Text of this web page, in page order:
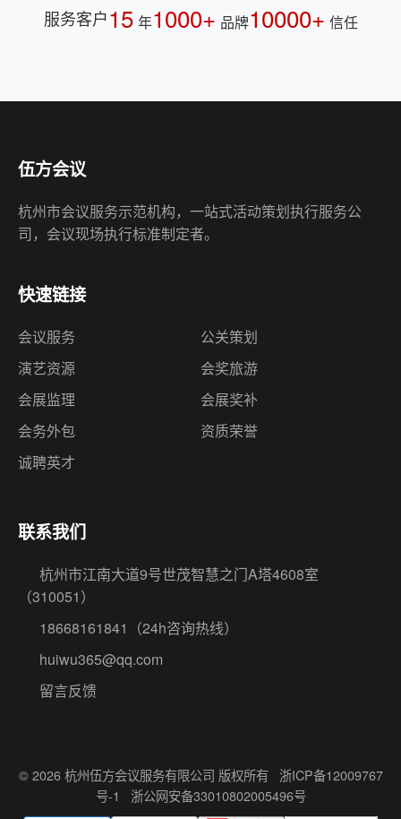
服务客户15 年1000+ 品牌10000+ 信任
伍方会议
杭州市会议服务示范机构，一站式活动策划执行服务公
司，会议现场执行标准制定者。
快速链接
会议服务
公关策划
演艺资源
会奖旅游
会展监理
会展奖补
会务外包
资质荣誉
诚聘英才
联系我们
杭州市江南大道9号世茂智慧之门A塔4608室
（310051）
18668161841
（24h咨询热线）
huiwu365@qq.com
留言反馈
© 2026 杭州伍方会议服务有限公司 版权所有 浙ICP备12009767
号-1
浙公网安备33010802005496号